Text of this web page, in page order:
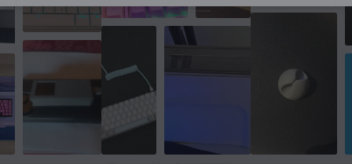
GRÖSSE UND GEWICHT
Kabellänge